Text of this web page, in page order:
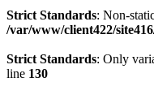
Strict Standards: Non-
/var/www/client422/
Strict Standards: Only
line 130